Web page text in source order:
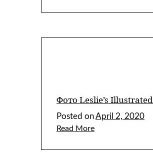
Фото Leslie’s
Posted onApril 2, 2020
Read More